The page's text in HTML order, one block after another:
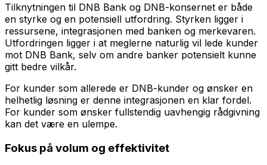
Tilknytningen til DNB Bank og DNB-konsernet er både
en styrke og en potensiell utfordring. Styrken ligger i
ressursene, integrasjonen med banken og merkevaren.
Utfordringen ligger i at meglerne naturlig vil lede kunder
mot DNB Bank, selv om andre banker potensielt kunne
gitt bedre vilkår.
For kunder som allerede er DNB-kunder og ønsker en
helhetlig løsning er denne integrasjonen en klar fordel.
For kunder som ønsker fullstendig uavhengig rådgivning
kan det være en ulempe.
Fokus på volum og effektivitet